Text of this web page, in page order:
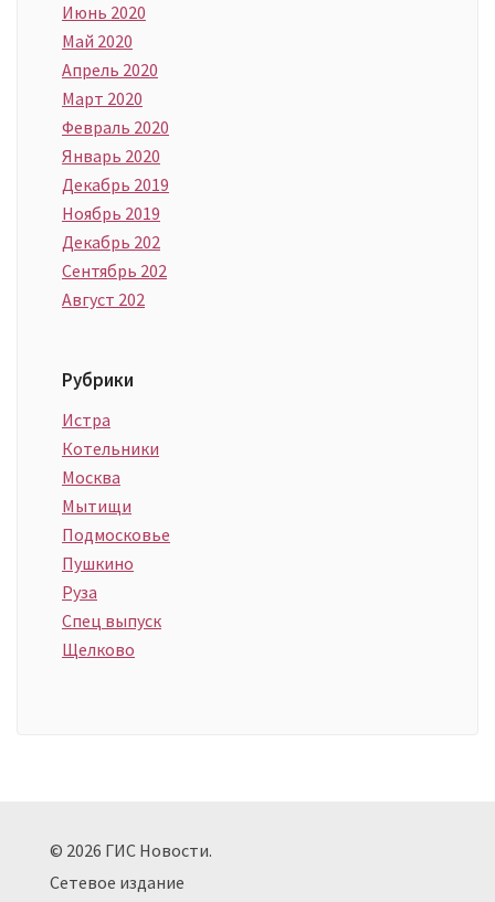
Июнь 2020
Май 2020
Апрель 2020
Март 2020
Февраль 2020
Январь 2020
Декабрь 2019
Ноябрь 2019
Декабрь 202
Сентябрь 202
Август 202
Рубрики
Истра
Котельники
Москва
Мытищи
Подмосковье
Пушкино
Руза
Спец выпуск
Щелково
© 2026 ГИС Новости.
Сетевое издание